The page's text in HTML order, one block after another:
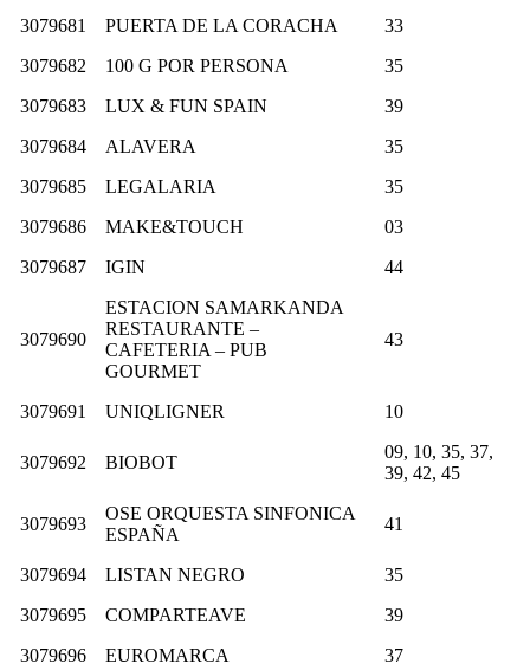
3079681
PUERTA DE LA CORACHA
33
3079682
100 G POR PERSONA
35
3079683
LUX & FUN SPAIN
39
3079684
ALAVERA
35
3079685
LEGALARIA
35
3079686
MAKE&TOUCH
03
3079687
IGIN 44
3079690
ESTACION SAMARKANDA
RESTAURANTE –
CAFETERIA – PUB
GOURMET
43
3079691 UNIQLIGNER 10
3079692 BIOBOT
09, 10, 35, 37,
39, 42, 45
3079693
OSE ORQUESTA SINFONICA
ESPAÑA
41
3079694 LISTAN NEGRO
35
3079695
COMPARTEAVE
39
3079696
EUROMARCA
37